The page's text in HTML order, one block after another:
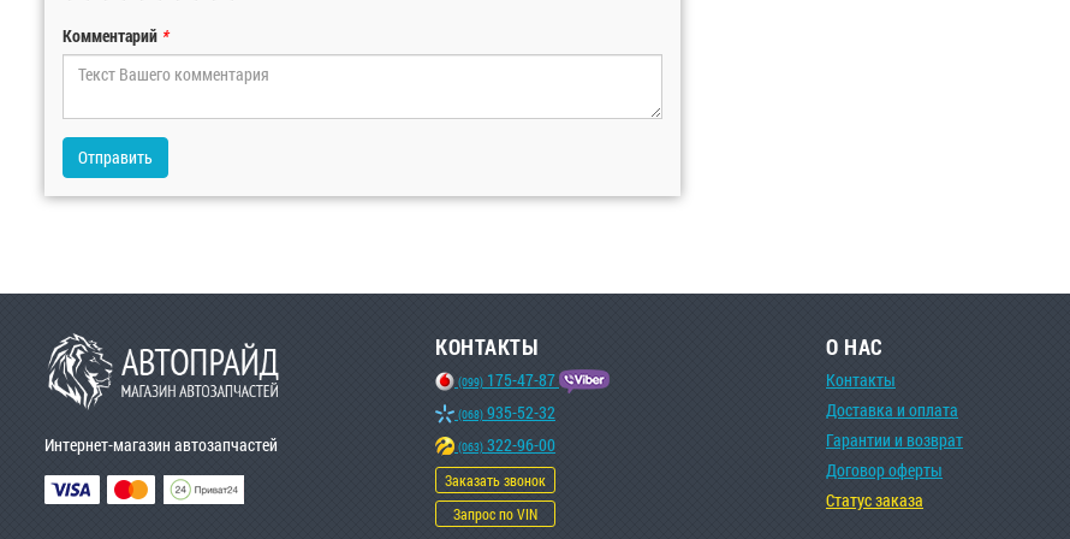
Комментарий *
Отправить
Интернет-магазин автозапчастей
КОНТАКТЫ
(099) 175-47-87
(068) 935-52-32
(063) 322-96-00
Заказать звонок
Запрос по VIN
О НАС
Контакты
Доставка и оплата
Гарантии и возврат
Договор оферты
Статус заказа